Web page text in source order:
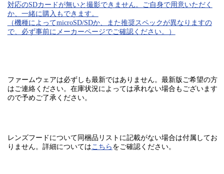
対応のSDカードが無いと 撮影できません。
ご自身で用意いただく
か、一緒に購入もできます。
（機種によってmicroSD/SDか、また推奨スペックが異なりますの
で、必ず事前にメーカーページでご確認ください。）
ファームウェアは必ずしも最新ではありません。最新版ご希望の方
はご連絡ください。在庫状況によっては承れない場合もございます
ので予めご了承ください。
レンズフードについて同梱品リストに記載がない場合は付属してお
りません。 詳細については こちら をご確認ください。